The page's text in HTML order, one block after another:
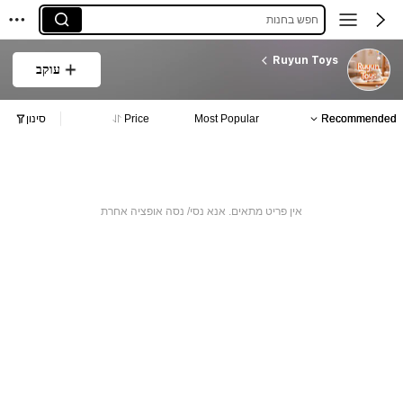
חפש בחנות
Ruyun Toys
עוקב
Recommended
Most Popular
Price סינון
אין פריט מתאים. אנא נסי/ נסה אופציה אחרת